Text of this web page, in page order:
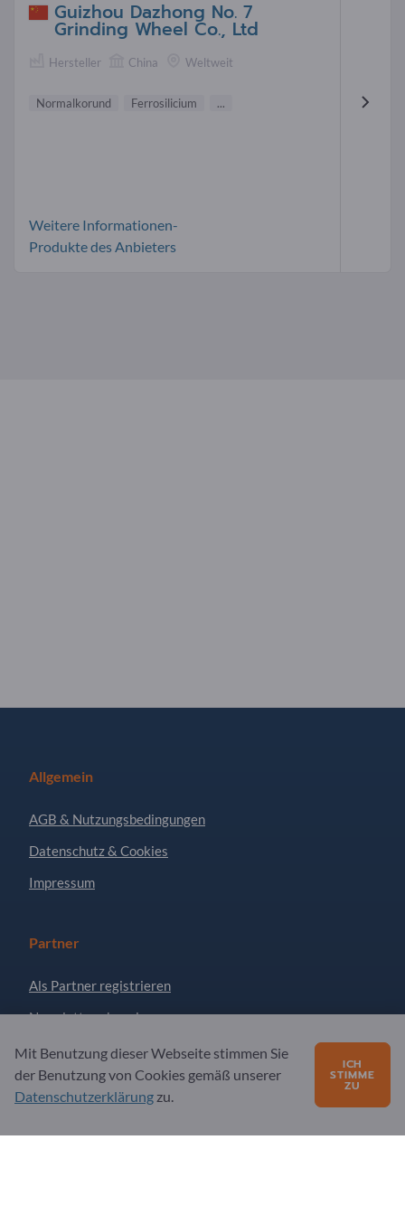
Guizhou Dazhong No. 7
Grinding Wheel Co., Ltd
Hersteller China Weltweit
Normalkorund Ferrosilicium ...
Weitere Informationen-
Produkte des Anbieters
Allgemein
AGB & Nutzungsbedingungen
Datenschutz & Cookies
Impressum
Partner
Als Partner registrieren
Newsletter abonnieren
Fragen?
Mit Benutzung dieser Webseite stimmen Sie
der Benutzung von Cookies gemäß unserer
Datenschutzerklärung zu.
ICH
STIMME
ZU